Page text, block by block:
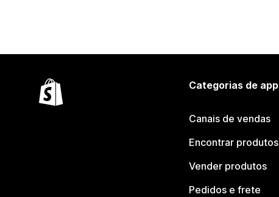
Categorias de app
Canais de vendas
Encontrar produtos
Vender produtos
Pedidos e frete